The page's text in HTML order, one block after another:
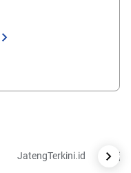
JatengTerkini.id